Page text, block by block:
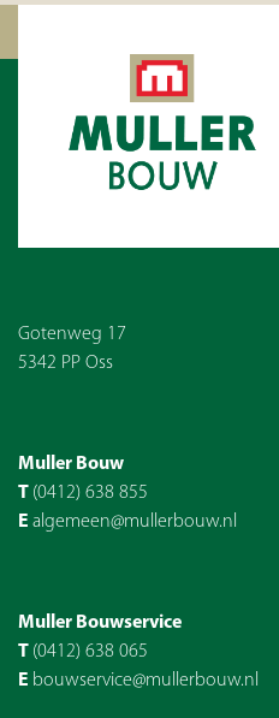
Gotenweg 17
5342 PP Oss
Muller Bouw
T (0412) 638 855
E algemeen@mullerbouw.nl
Muller Bouwservice
T (0412) 638 065
E bouwservice@mullerbouw.nl